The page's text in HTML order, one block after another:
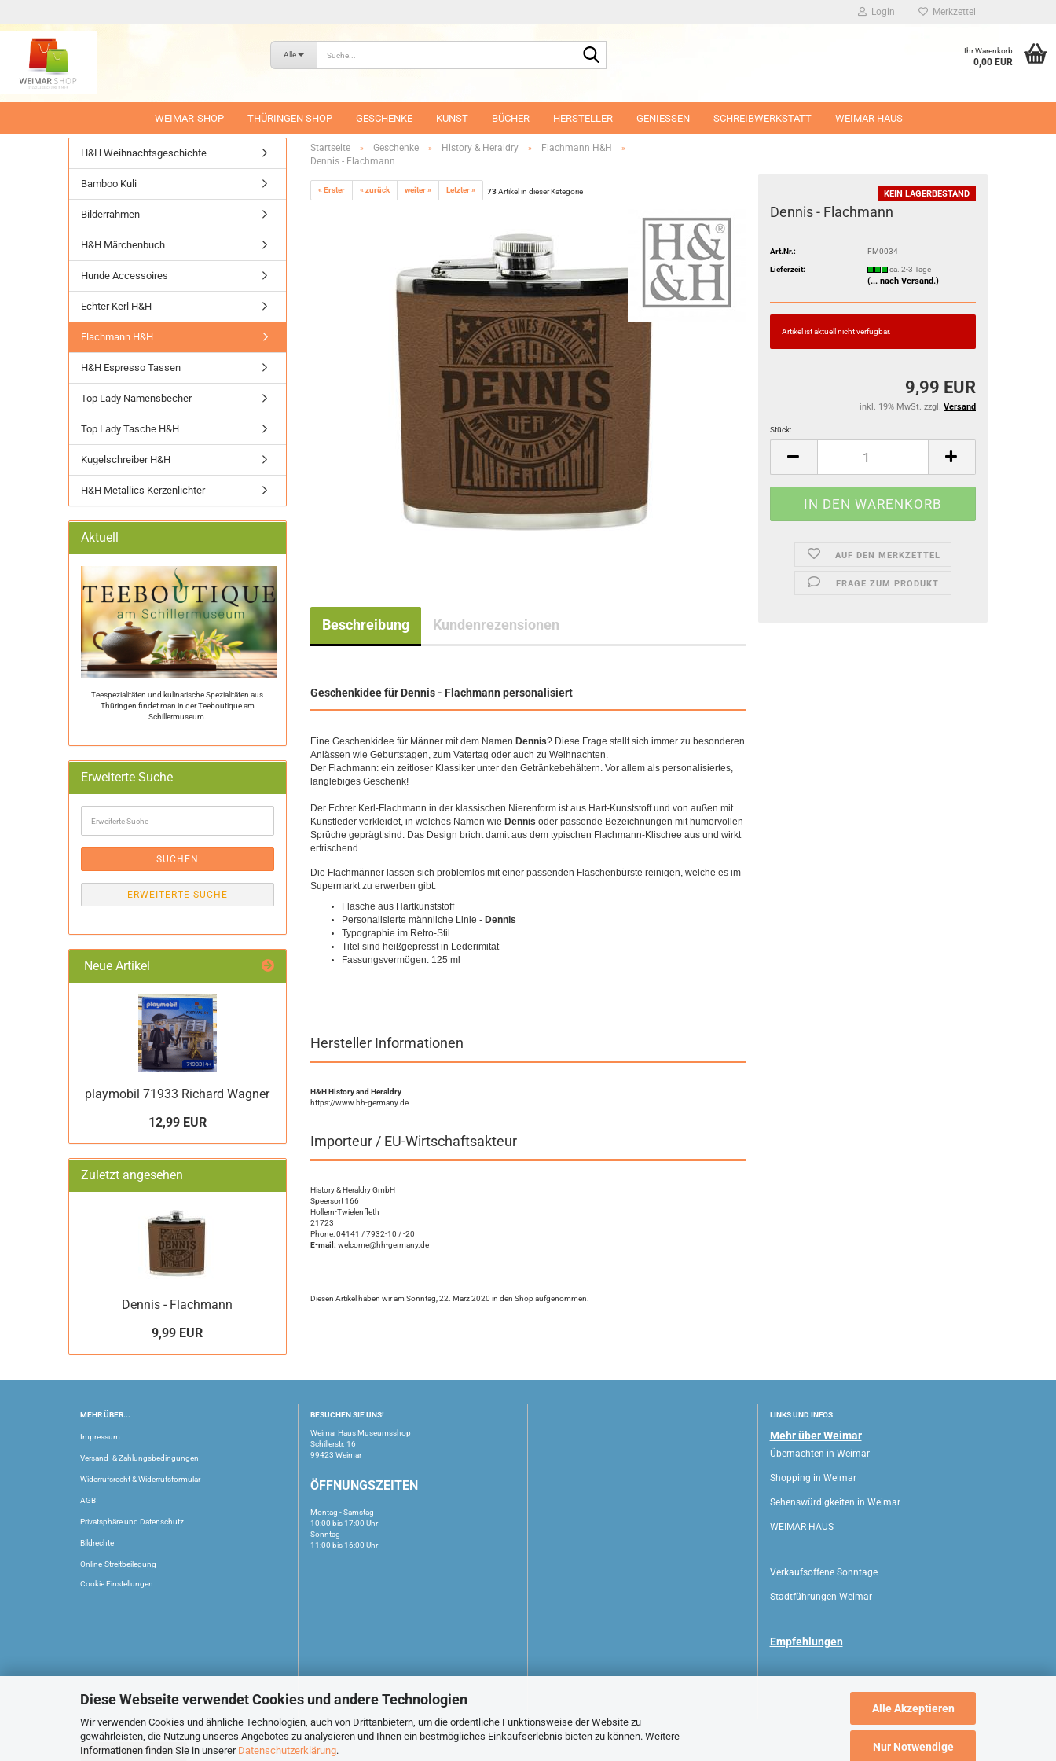
Diese Webseite verwendet Cookies und andere Technologien
Wir verwenden Cookies und ähnliche Technologien, auch von Drittanbietern, um die ordentliche Funktionsweise der Website zu
gewährleisten, die Nutzung unseres Angebotes zu analysieren und Ihnen ein bestmögliches Einkaufserlebnis bieten zu können. Weitere
Informationen finden Sie in unserer Datenschutzerklärung.
Alle Akzeptieren
Nur Notwendige
Login Merkzettel
Alle Ihr Warenkorb
0,00 EUR
WEIMAR-SHOP THÜRINGEN SHOP GESCHENKE KUNST BÜCHER HERSTELLER GENIESSEN SCHREIBWERKSTATT WEIMAR HAUS
Startseite » Geschenke » History & Heraldry » Flachmann H&H »
Dennis - Flachmann
« Erster « zurück weiter » Letzter » 73Artikel in dieser Kategorie KEIN LAGERBESTAND
Dennis - Flachmann
Art.Nr.: FM0034
Lieferzeit: ca. 2-3 Tage
(... nach Versand.)
Artikel ist aktuell nicht verfügbar.
9,99 EUR
inkl. 19% MwSt. zzgl. Versand
Stück:
AUF DEN MERKZETTEL
FRAGE ZUM PRODUKT
Beschreibung Kundenrezensionen
Geschenkidee für Dennis - Flachmann personalisiert
Eine Geschenkidee für Männer mit dem Namen Dennis? Diese Frage stellt sich immer zu besonderen
Anlässen wie Geburtstagen, zum Vatertag oder auch zu Weihnachten.
Der Flachmann: ein zeitloser Klassiker unter den Getränkebehältern. Vor allem als personalisiertes,
langlebiges Geschenk!
Der Echter Kerl-Flachmann in der klassischen Nierenform ist aus Hart-Kunststoff und von außen mit
Kunstleder verkleidet, in welches Namen wie Dennis oder passende Bezeichnungen mit humorvollen
Sprüche geprägt sind. Das Design bricht damit aus dem typischen Flachmann-Klischee aus und wirkt
erfrischend.
Die Flachmänner lassen sich problemlos mit einer passenden Flaschenbürste reinigen, welche es im
Supermarkt zu erwerben gibt.
Flasche aus Hartkunststoff
Personalisierte männliche Linie - Dennis
Typographie im Retro-Stil
Titel sind heißgepresst in Lederimitat
Fassungsvermögen: 125 ml
Hersteller Informationen
H&H History and Heraldry
https://www.hh-germany.de
Importeur / EU-Wirtschaftsakteur
History & Heraldry GmbH
Speersort 166
Hollern-Twielenfleth
21723
Phone: 04141 / 7932-10 / -20
E-mail: welcome@hh-germany.de
Diesen Artikel haben wir am Sonntag, 22. März 2020 in den Shop aufgenommen.
H&H Weihnachtsgeschichte
Bamboo Kuli
Bilderrahmen
H&H Märchenbuch
Hunde Accessoires
Echter Kerl H&H
Flachmann H&H
H&H Espresso Tassen
Top Lady Namensbecher
Top Lady Tasche H&H
Kugelschreiber H&H
H&H Metallics Kerzenlichter
Aktuell
Teespezialitäten und kulinarische Spezialitäten aus
Thüringen findet man in der Teeboutique am
Schillermuseum.
Erweiterte Suche
Suche
SUCHEN
ERWEITERTE SUCHE
Neue Artikel
playmobil 71933 Richard Wagner
12,99 EUR
Zuletzt angesehen
Dennis - Flachmann
9,99 EUR
MEHR ÜBER...
Impressum
Versand- & Zahlungsbedingungen
Widerrufsrecht & Widerrufsformular
AGB
Privatsphäre und Datenschutz
Bildrechte
Online-Streitbeilegung
Cookie Einstellungen
BESUCHEN SIE UNS!
Weimar Haus Museumsshop
Schillerstr. 16
99423 Weimar
ÖFFNUNGSZEITEN
Montag - Samstag
10:00 bis 17:00 Uhr
Sonntag
11:00 bis 16:00 Uhr
LINKS UND INFOS
Mehr über Weimar
Übernachten in Weimar
Shopping in Weimar
Sehenswürdigkeiten in Weimar
WEIMAR HAUS
Verkaufsoffene Sonntage
Stadtführungen Weimar
Empfehlungen
Vertrag widerrufen